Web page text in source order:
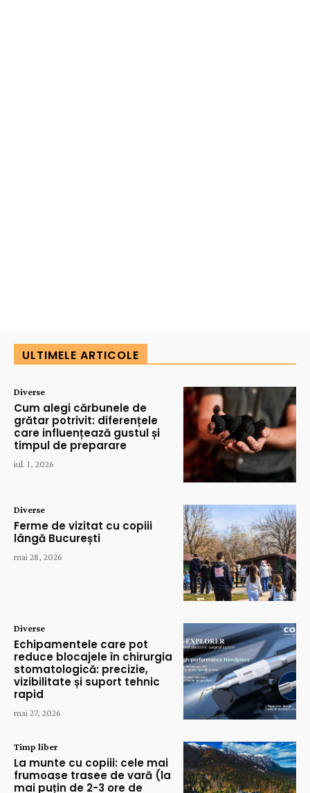
ULTIMELE ARTICOLE
Diverse
Cum alegi cărbunele de
grătar potrivit: diferențele
care influențează gustul și
timpul de preparare
iul. 1, 2026
Diverse
Ferme de vizitat cu copiii
lângă București
mai 28, 2026
Diverse
Echipamentele care pot
reduce blocajele în chirurgia
stomatologică: precizie,
vizibilitate și suport tehnic
rapid
mai 27, 2026
Timp liber
La munte cu copiii: cele mai
frumoase trasee de vară (la
mai puțin de 2-3 ore de